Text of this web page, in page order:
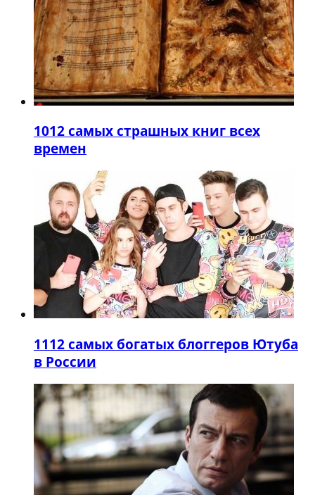
1012 самых страшных книг всех
времен
1112 самых богатых блоггеров Ютуба
в России